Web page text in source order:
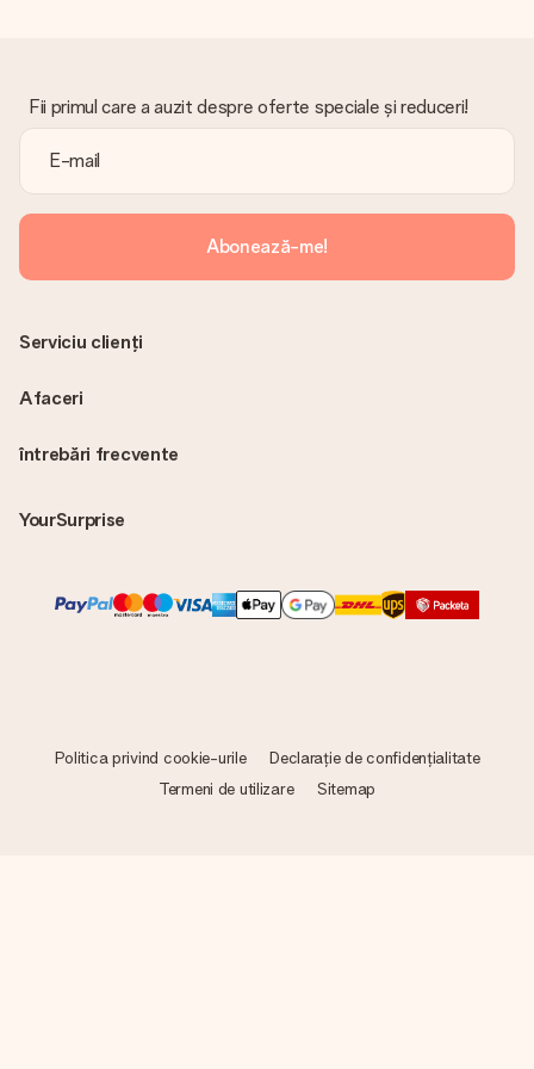
Fii primul care a auzit despre oferte speciale și reduceri!
Abonează-me!
întrebări frecvente
YourSurprise
Serviciu clienți
Afaceri
Politica privind cookie-urile
Declarație de confidențialitate
Termeni de utilizare
Sitemap